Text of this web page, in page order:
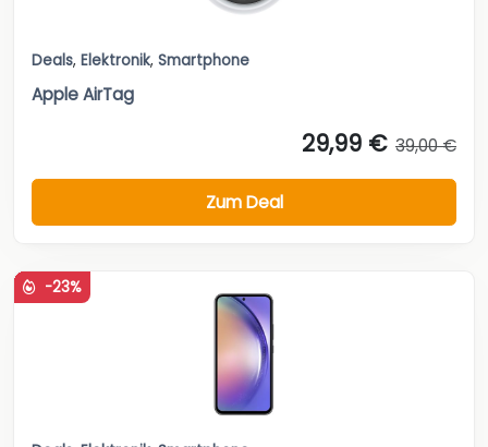
Deals, Elektronik, Smartphone
Apple AirTag
29,99 € 39,00 €
Zum Deal
-23%